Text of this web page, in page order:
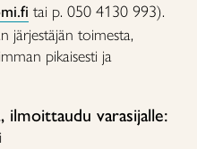
tai p. 050 4130 993).
järjestäjän toimesta,
pikaisesti ja
varasijalle: